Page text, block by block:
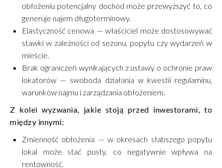
obłożeniu potencjalny dochód może przewyższyć to, co
generuje najem długoterminowy.
Elastyczność cenowa — właściciel może dostosowywać
stawki w zależności od sezonu, popytu czy wydarzeń w
mieście.
Brak ograniczeń wynikających z ustawy o ochronie praw
lokatorów — swoboda działania w kwestii regulaminu,
warunków najmu i zarządzania obłożeniem.
Z kolei wyzwania, jakie stoją przed inwestorami, to
między innymi:
Zmienność obłożenia — w okresach słabszego popytu
lokal może stać pusty, co negatywnie wpływa na
rentowność.